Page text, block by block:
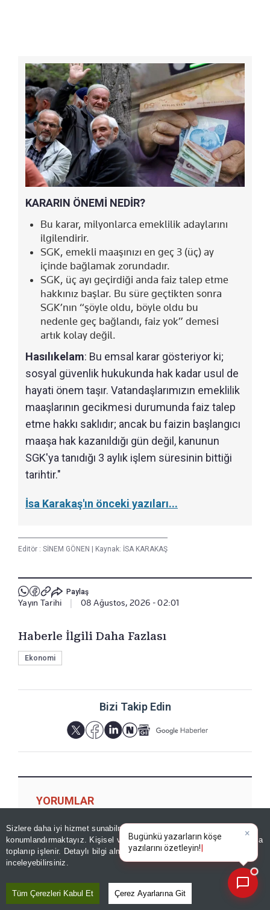
Sizlere daha iyi hizmet sunabilmek adına sitemizde
konumlandırmaktayız. Kişisel verileriniz, KVKK ve GDPR kapsamında
toplanıp işlenir. Detaylı bilgi almak içinAydınlatma Metnimizi
inceleyebilirsiniz.
Tüm Çerezleri Kabul Et Çerez Ayarlarına Git
KARARIN ÖNEMİ NEDİR?
Bu karar, milyonlarca emeklilik adaylarını
ilgilendirir.
SGK, emekli maaşınızı en geç 3 (üç) ay
içinde bağlamak zorundadır.
SGK, üç ayı geçirdiği anda faiz talep etme
hakkınız başlar. Bu süre geçtikten sonra
SGK’nın “şöyle oldu, böyle oldu bu
nedenle geç bağlandı, faiz yok” demesi
artık kolay değil.
Hasılıkelam: Bu emsal karar gösteriyor ki;
sosyal güvenlik hukukunda hak kadar usul de
hayati önem taşır. Vatandaşlarımızın emeklilik
maaşlarının gecikmesi durumunda faiz talep
etme hakkı saklıdır; ancak bu faizin başlangıcı
maaşa hak kazanıldığı gün değil, kanunun
SGK'ya tanıdığı 3 aylık işlem süresinin bittiği
tarihtir."
İsa Karakaş'ın önceki yazıları...
Editör : SİNEM GÖNEN | Kaynak: İSA KARAKAŞ
Paylaş
Yayın Tarihi 08 Ağustos, 2026 - 02:01
Haberle İlgili Daha Fazlası
Ekonomi
Bizi Takip Edin
YORUMLAR
×
Bugünkü yazarların köşe
yazılarını özet|